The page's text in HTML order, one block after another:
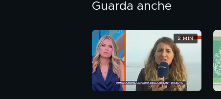
Guarda anche
2 MIN